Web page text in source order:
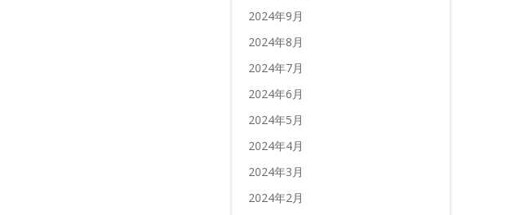
2024年9月
2024年8月
2024年7月
2024年6月
2024年5月
2024年4月
2024年3月
2024年2月